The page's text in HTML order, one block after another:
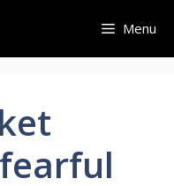
Menu